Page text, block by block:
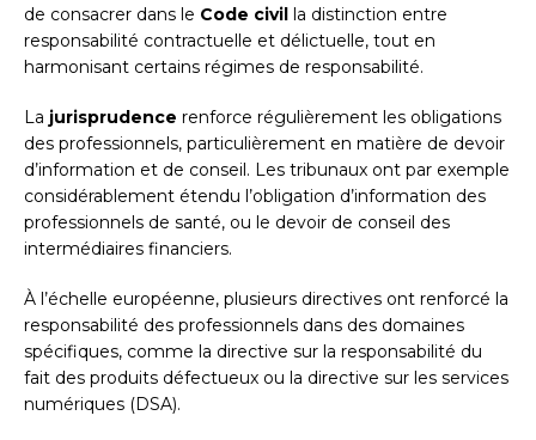
de consacrer dans le Code civil la distinction entre
responsabilité contractuelle et délictuelle, tout en
harmonisant certains régimes de responsabilité.
La jurisprudence renforce régulièrement les obligations
des professionnels, particulièrement en matière de devoir
d’information et de conseil. Les tribunaux ont par exemple
considérablement étendu l’obligation d’information des
professionnels de santé, ou le devoir de conseil des
intermédiaires financiers.
À l’échelle européenne, plusieurs directives ont renforcé la
responsabilité des professionnels dans des domaines
spécifiques, comme la directive sur la responsabilité du
fait des produits défectueux ou la directive sur les services
numériques (DSA).